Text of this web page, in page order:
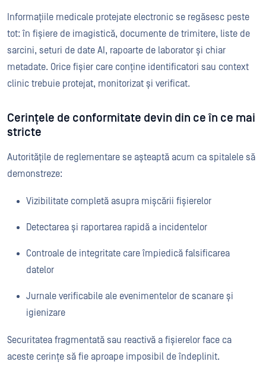
Informațiile medicale protejate electronic se regăsesc peste
tot: în fișiere de imagistică, documente de trimitere, liste de
sarcini, seturi de date AI, rapoarte de laborator și chiar
metadate. Orice fișier care conține identificatori sau context
clinic trebuie protejat, monitorizat și verificat.
Cerințele de conformitate devin din ce în ce mai
stricte
Autoritățile de reglementare se așteaptă acum ca spitalele să
demonstreze:
Vizibilitate completă asupra mișcării fișierelor
Detectarea și raportarea rapidă a incidentelor
Controale de integritate care împiedică falsificarea
datelor
Jurnale verificabile ale evenimentelor de scanare și
igienizare
Securitatea fragmentată sau reactivă a fișierelor face ca
aceste cerințe să fie aproape imposibil de îndeplinit.